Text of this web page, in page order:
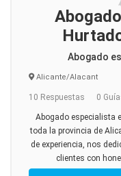
Abogado
Alicante/Alacant
10 Respuestas 0
Abogado especialista
toda la provincia de
de experiencia, nos
clientes con